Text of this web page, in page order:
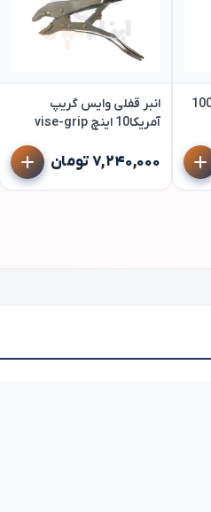
عایق برق 1000
انبر قفلی وایس گریپ
آمریکا10 اینچ vise-grip
۷,۲۴۰,۰۰۰ تومان